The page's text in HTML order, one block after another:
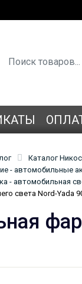
Каталог
- автомобильные
- автомобильная
света Nord-Yada